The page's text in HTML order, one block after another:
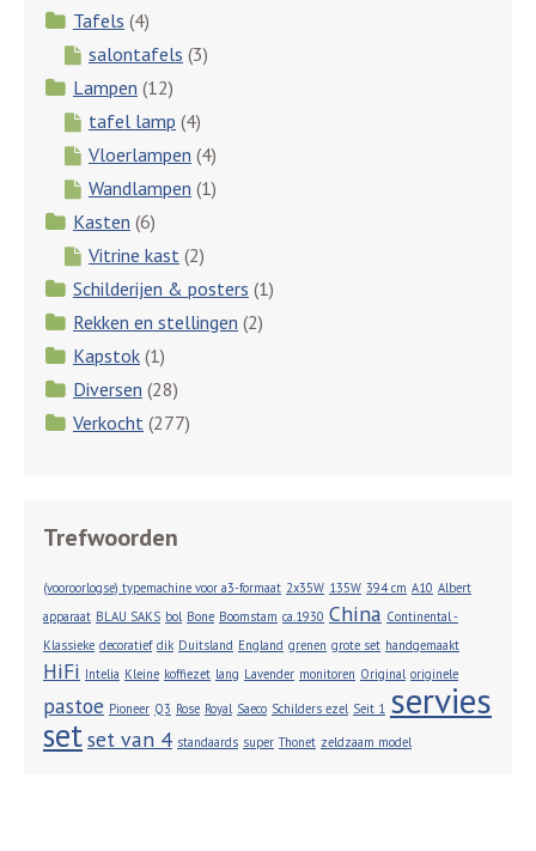
Tafels (4)
salontafels (3)
Lampen (12)
tafel lamp (4)
Vloerlampen (4)
Wandlampen (1)
Kasten (6)
Vitrine kast (2)
Schilderijen & posters (1)
Rekken en stellingen (2)
Kapstok (1)
Diversen (28)
Verkocht (277)
Trefwoorden
(vooroorlogse) typemachine voor a3-formaat 2x35W 135W 394 cm A10 Albert
apparaat BLAU SAKS bol Bone Boomstam ca.1930 China Continental -
Klassieke decoratief dik Duitsland England grenen grote set handgemaakt
HiFi Intelia Kleine koffiezet lang Lavender monitoren Original originele
pastoe Pioneer Q3 Rose Royal Saeco Schilders ezel Seit 1 servies
setset van 4 standaards super Thonet zeldzaam model